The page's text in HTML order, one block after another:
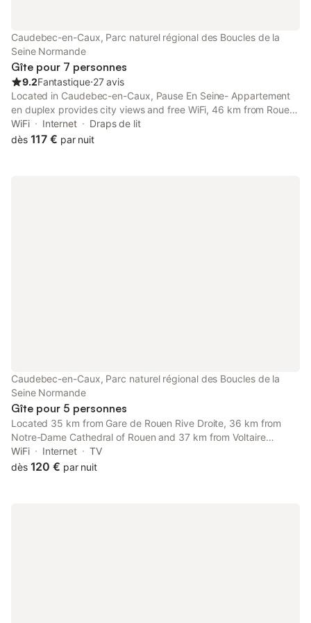
lit de 180x200cm, bureau, -cuisine équipée avec 2
réfrigérateurs (four, micro-ondes, lave-vaisselle...) TV et table
repas, -chambre d'appoint n°6 : marquée "enfants" avec 1 li
Caudebec-en-Caux, Parc naturel régional des Boucles de la
Seine Normande
Gîte pour 7 personnes
9.2Fantastique⋅27 avis
Located in Caudebec-en-Caux, Pause En Seine- Appartement
en duplex provides city views and free WiFi, 46 km from Rouen
Expo and 46 km from Rouen Kindarena Sports Hall.
WiFi Internet
Draps de lit
dès 117 € par nuit
Caudebec-en-Caux, Parc naturel régional des Boucles de la
Seine Normande
Gîte pour 5 personnes
Located 35 km from Gare de Rouen Rive Droite, 36 km from
Notre-Dame Cathedral of Rouen and 37 km from Voltaire
Station, Rouen, La Caudebecquaise Maison F3 Rives-en-Seine
provides accommodation set in Caudebec-en-Caux.
WiFi Internet
TV
dès 120 € par nuit